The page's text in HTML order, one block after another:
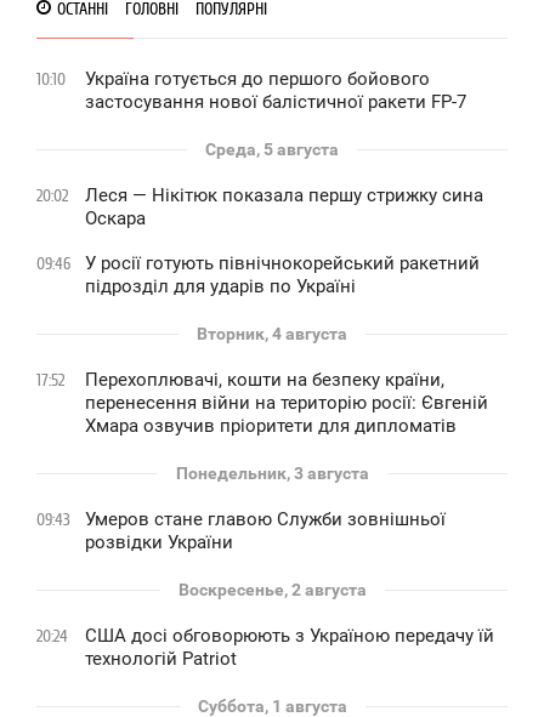
ОСТАННІ ГОЛОВНІ ПОПУЛЯРНІ
10:10
Україна готується до першого бойового
застосування нової балістичної ракети FP-7
Среда, 5 августа
20:02
Леся — Нікітюк показала першу стрижку сина
Оскара
09:46
У росії готують північнокорейський ракетний
підрозділ для ударів по Україні
Вторник, 4 августа
17:52
Перехоплювачі, кошти на безпеку країни,
перенесення війни на територію росії: Євгеній
Хмара озвучив пріоритети для дипломатів
Понедельник, 3 августа
09:43
Умеров стане главою Служби зовнішньої
розвідки України
Воскресенье, 2 августа
20:24
США досі обговорюють з Україною передачу їй
технологій Patriot
Суббота, 1 августа